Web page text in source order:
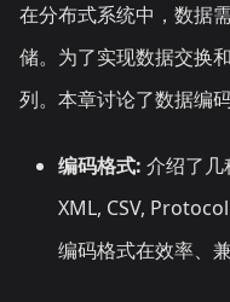
在分布式系统中，数据
储。为了实现数据交换
列。本章讨论了数据编
编码格式: 介绍了几
XML, CSV,
编码格式在效率、